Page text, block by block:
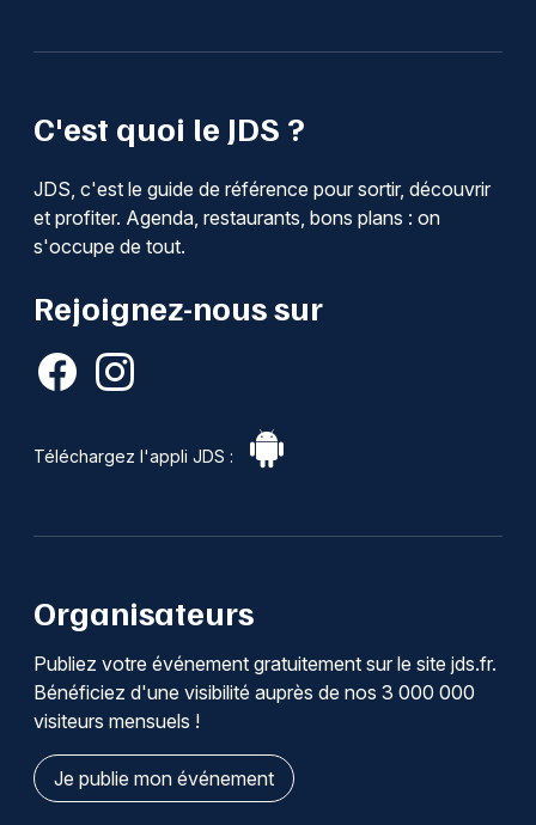
C'est quoi le JDS ?
JDS, c'est le guide de référence pour sortir, découvrir
et profiter. Agenda, restaurants, bons plans : on
s'occupe de tout.
Rejoignez-nous sur
Téléchargez l'appli JDS :
Organisateurs
Publiez votre événement gratuitement sur le site jds.fr.
Bénéficiez d'une visibilité auprès de nos 3 000 000
visiteurs mensuels !
Je publie mon événement